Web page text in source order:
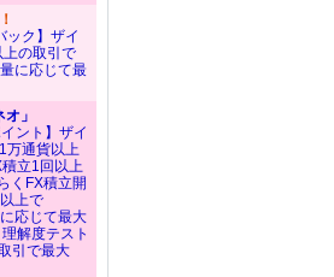
ック】ザイ
上の取引で
に応じて最
」
ント】ザイ
万通貨以上
立1回以上
くFX積立開
上で
応じて最大
解度テスト
引で最大